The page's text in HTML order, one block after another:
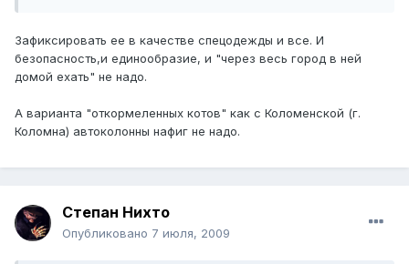
Зафиксировать ее в качестве спецодежды и все. И
безопасность,и единообразие, и "через весь город в ней
домой ехать" не надо.
А варианта "откормеленных котов" как с Коломенской (г.
Коломна) автоколонны нафиг не надо.
Степан Нихто
Опубликовано 7 июля, 2009